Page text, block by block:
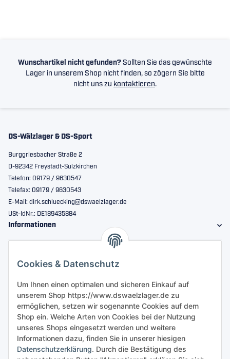
Cookies & Datenschutz
Um Ihnen einen optimalen und sicheren Einkauf auf
unserem Shop https://www.dswaelzlager.de zu
ermöglichen, setzen wir sogenannte Cookies auf dem
Shop ein. Welche Arten von Cookies bei der Nutzung
unseres Shops eingesetzt werden und weitere
Informationen dazu, finden Sie in unserer hiesigen
Datenschutzerklärung. Durch die Bestätigung des
Wunschartikel nicht gefunden? Sollten Sie das gewünschte
Lager in unserem Shop nicht finden, so zögern Sie bitte
nicht uns zu kontaktieren.
DS-Wälzlager & DS-Sport
Burggriesbacher Straße 2
D-92342 Freystadt-Sulzkirchen
Telefon: 09179 / 9630547
Telefax: 09179 / 9630543
E-Mail: dirk.schluecking@dswaelzlager.de
USt-IdNr.: DE189435884
Informationen
Sicher bestellen